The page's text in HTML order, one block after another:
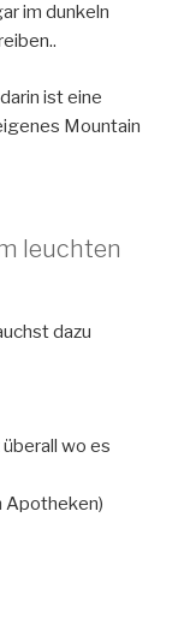
im dunkeln
ist eine
Mountain
leuchten
dazu
wo es
Apotheken)